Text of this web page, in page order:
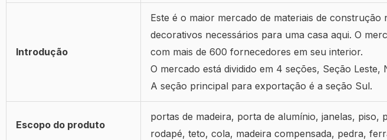
Introdução
Este é o maior mercado de materiais de
decorativos necessários para uma casa aqui. O
com mais de 600 fornecedores em seu interior.
O mercado está dividido em 4 seções, Seção
A seção principal para exportação é a seção Sul.
Escopo do produto
portas de madeira, porta de alumínio, janelas,
rodapé, teto, cola, madeira compensada, pedra,